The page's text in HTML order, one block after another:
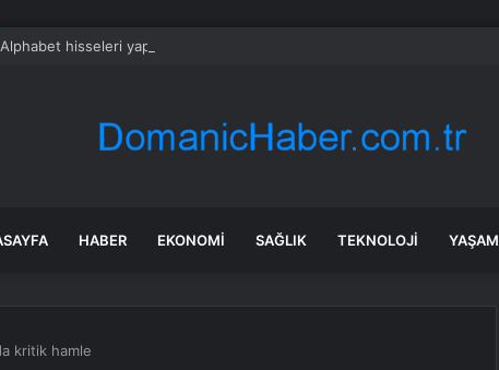
Alphabet hisseleri yapay zeka öncüsü Jeff Dean’in ayrılmasıyla %5 düştü
HABER EKONOMI SAĞLIK TEKNOLOJI YAŞAM
kritik hamle